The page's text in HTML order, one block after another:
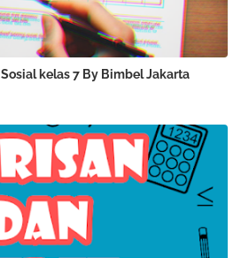
kelas 7 By Bimbel Jakarta